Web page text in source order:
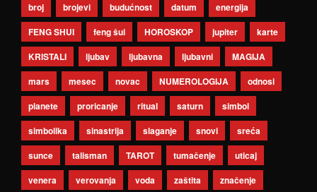
broj
brojevi budućnost datum
energija
FENG SHUI
feng šui HOROSKOP jupiter
karte
KRISTALI
ljubav ljubavna ljubavni
MAGIJA
mars
mesec novac NUMEROLOGIJA
odnosi
planete
proricanje ritual saturn
simbol
simbolika
sinastrija slaganje snovi
sreća
sunce
talisman TAROT tumačenje
uticaj
venera
verovanja voda zaštita značenje